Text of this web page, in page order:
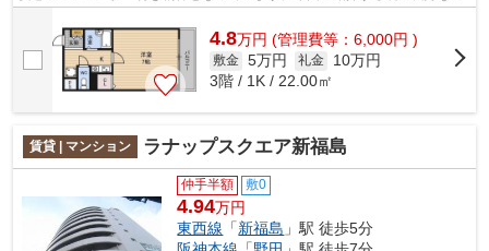
リアはとても素敵な場所です。徒歩3分...
4.8万円 (管理費等：6,000円 )
敷金 5万円 礼金
10万円
3階 / 1K / 22.00㎡
賃貸 | マンション ラナップスクエア新福島
仲手半額 敷0
4.94万円
東西線 「新福島 」駅 徒歩5分